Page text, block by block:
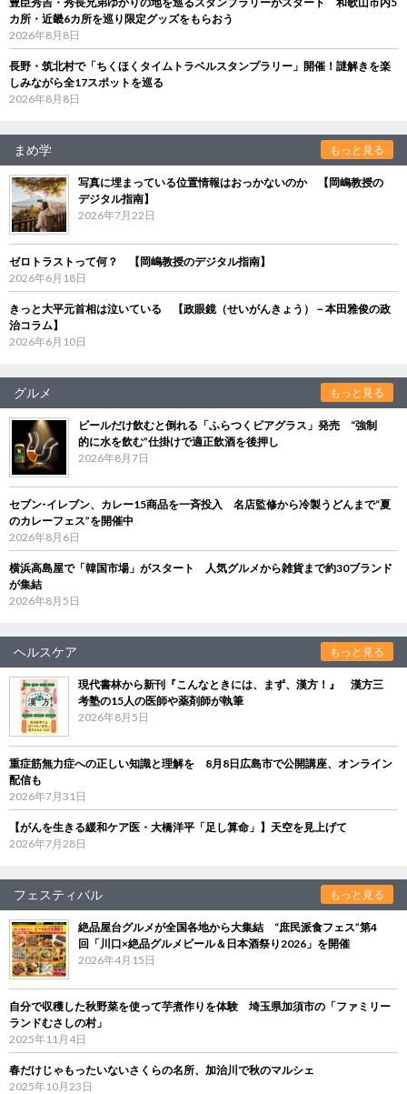
カ所・近畿6カ所を巡り限定グッズをもらおう
2026年8月8日
長野・筑北村で「ちくほくタイムトラベルスタンプラリー」開催！謎解きを楽
しみながら全17スポットを巡る
2026年8月8日
まめ学 もっと見る
写真に埋まっている位置情報はおっかないのか 【岡嶋教授の
デジタル指南】
2026年7月22日
ゼロトラストって何？ 【岡嶋教授のデジタル指南】
2026年6月18日
きっと大平元首相は泣いている 【政眼鏡（せいがんきょう）－本田雅俊の政
治コラム】
2026年6月10日
グルメ もっと見る
ビールだけ飲むと倒れる「ふらつくビアグラス」発売 “強制
的に水を飲む”仕掛けで適正飲酒を後押し
2026年8月7日
セブン‐イレブン、カレー15商品を一斉投入 名店監修から冷製うどんまで“夏
のカレーフェス”を開催中
2026年8月6日
横浜高島屋で「韓国市場」がスタート 人気グルメから雑貨まで約30ブランド
が集結
2026年8月5日
ヘルスケア もっと見る
現代書林から新刊『こんなときには、まず、漢方！』 漢方三
考塾の15人の医師や薬剤師が執筆
2026年8月5日
重症筋無力症への正しい知識と理解を 8月8日広島市で公開講座、オンライン
配信も
2026年7月31日
【がんを生きる緩和ケア医・大橋洋平「足し算命」】天空を見上げて
2026年7月28日
フェスティバル もっと見る
絶品屋台グルメが全国各地から大集結 “庶民派食フェス”第4
回「川口×絶品グルメビール＆日本酒祭り2026」を開催
2026年4月15日
自分で収穫した秋野菜を使って芋煮作りを体験 埼玉県加須市の「ファミリー
ランドむさしの村」
2025年11月4日
春だけじゃもったいないさくらの名所、加治川で秋のマルシェ
2025年10月23日